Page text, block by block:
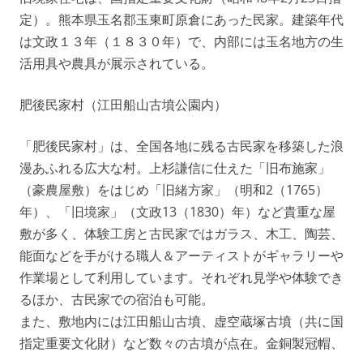
定）。熊本県玉名郡玉東町原倉にあった民家。建築年代
は文政１３年（１８３０年）で、内部には玉名地方の生
活用具や農具が展示されている。
肥後民家村（江田船山古墳公園内）
「肥後民家村」は、全国各地に残る古民家を移築した浪
漫あふれる広大な村。上杉謙信に仕えた「旧布施家」
（豪農屋敷）をはじめ「旧緒方家」（明和2（1765）
年）、「旧境家」（文政13（1830）年）など貴重な屋
敷が多く、体験工房と古民家ではガラス、木工、陶芸、
能面などを手がける職人＆アーティストがギャラリーや
作業場として利用しています。それぞれ見学や体験でき
るほか、古民家での宿泊も可能。
また、敷地内には江田船山古墳、虚空蔵塚古墳（共に国
指定重要文化財）など数々の古墳が点在。金銅製冠帽、